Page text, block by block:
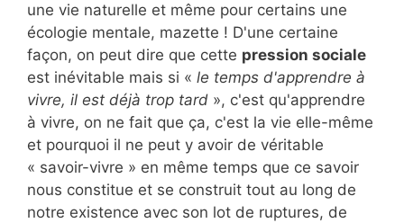
une vie naturelle et même pour certains une
écologie mentale, mazette ! D'une certaine
façon, on peut dire que cette pression sociale
est inévitable mais si « le temps d'apprendre à
vivre, il est déjà trop tard », c'est qu'apprendre
à vivre, on ne fait que ça, c'est la vie elle-même
et pourquoi il ne peut y avoir de véritable
« savoir-vivre » en même temps que ce savoir
nous constitue et se construit tout au long de
notre existence avec son lot de ruptures, de